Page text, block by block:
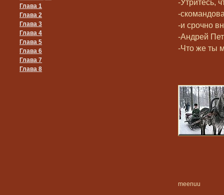
Глава 1
Глава 2
Глава 3
Глава 4
Глава 5
Глава 6
Глава 7
Глава 8
-Утритесь,
-
-и срочно
-Андрей
-Что же ты
meenuu